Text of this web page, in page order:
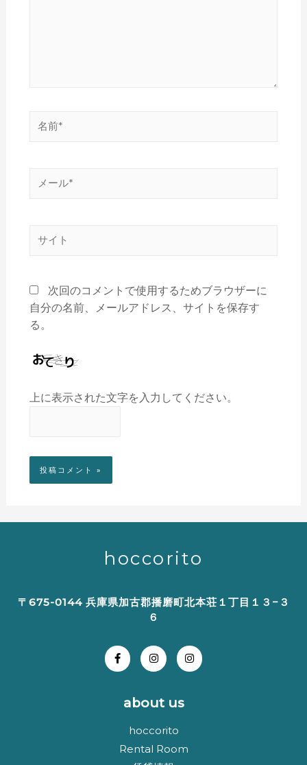
次回のコメントで使用するためブラウザーに
自分の名前、メールアドレス、サイトを保存す
る。
上に表示された文字を入力してください。
hoccorito
〒675-0144 兵庫県加古郡播磨町北本荘１丁目１３−３
６
about us
hoccorito
Rental Room